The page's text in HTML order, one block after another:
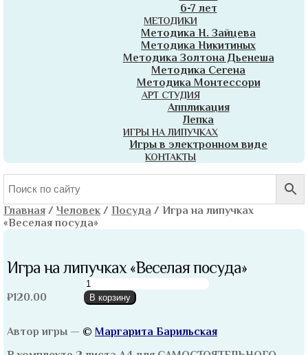
6-7 лет
МЕТОДИКИ
Методика Н. Зайцева
Методика Никитиных
Методика Золтона Дьенеша
Методика Сегена
Методика Монтессори
АРТ СТУДИЯ
Аппликация
Лепка
ИГРЫ НА ЛИПУЧКАХ
Игры в электронном виде
КОНТАКТЫ
Главная/Человек / Посуда / Игра на липучках
«Веселая посуда»
Игра на липучках «Веселая посуда»
₽120.00
Количество
товара
Игра
липучках
В корзину
Автор игры — © Маргарита Барильская